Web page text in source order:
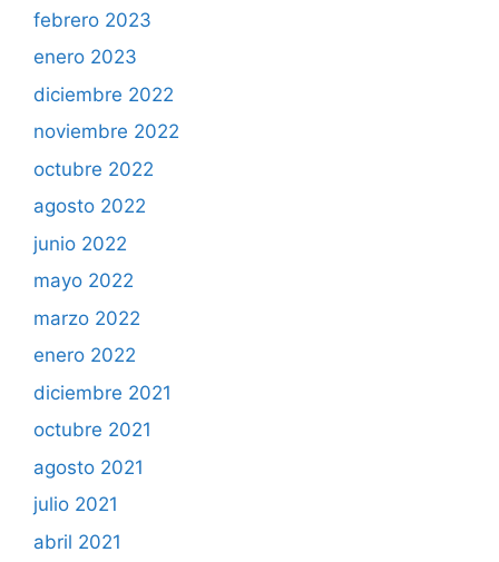
febrero 2023
enero 2023
diciembre 2022
noviembre 2022
octubre 2022
agosto 2022
junio 2022
mayo 2022
marzo 2022
enero 2022
diciembre 2021
octubre 2021
agosto 2021
julio 2021
abril 2021